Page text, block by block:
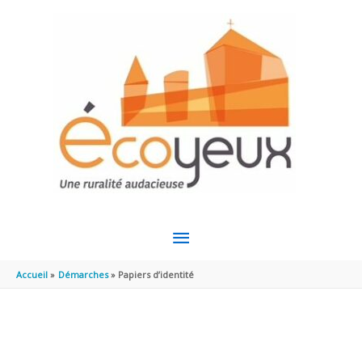
MENU
PRINCIPAL
Accueil Démarches Papiers d’identité